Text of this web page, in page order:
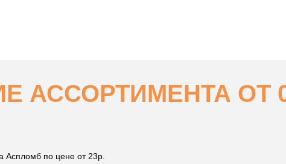
АССОРТИМЕНТА ОТ
Аспломб по цене от 23р.